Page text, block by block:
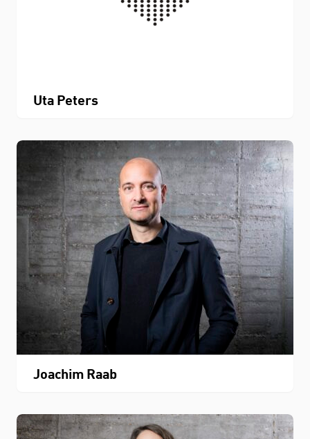
Uta Peters
Joachim Raab